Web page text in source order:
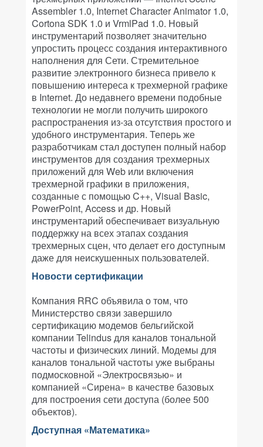
Assembler 1.0, Internet Character Animator 1.0,
Cortona SDK 1.0 и VrmlPad 1.0. Новый
инструментарий позволяет значительно
упростить процесс создания интерактивного
наполнения для Сети. Стремительное
развитие электронного бизнеса привело к
повышению интереса к трехмерной графике
в Internet. До недавнего времени подобные
технологии не могли получить широкого
распространения из-за отсутствия простого и
удобного инструментария. Теперь же
разработчикам стал доступен полный набор
инструментов для создания трехмерных
приложений для Web или включения
трехмерной графики в приложения,
созданные с помощью C++, Visual Basic,
PowerPoint, Access и др. Новый
инструментарий обеспечивает визуальную
поддержку на всех этапах создания
трехмерных сцен, что делает его доступным
даже для неискушенных пользователей.
Новости сертификации
Компания RRC объявила о том, что
Министерство связи завершило
сертификацию модемов бельгийской
компании Telindus для каналов тональной
частоты и физических линий. Модемы для
каналов тональной частоты уже выбраны
подмосковной «Электросвязью» и
компанией «Сирена» в качестве базовых
для построения сети доступа (более 500
объектов).
Доступная «Математика»